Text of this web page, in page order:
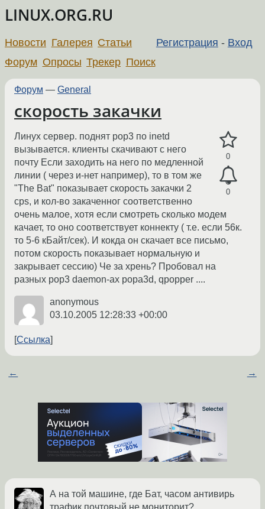
LINUX.ORG.RU
Регистрация - Вход
Новости Галерея Статьи
Форум Опросы Трекер Поиск
Форум — General
скорость закачки
0
0
Линух сервер. поднят pop3 по inetd
вызывается. клиенты скачивают с него
почту Если заходить на него по медленной
линии ( через и-нет например), то в том же
"The Bat" показывает скорость закачки 2
cps, и кол-во закаченног соответственно
очень малое, хотя если смотреть сколько модем
качает, то оно соответствует коннекту ( т.е. если 56к.
то 5-6 кБайт/сек). И кокда он скачает все письмо,
потом скорость показывает нормальную и
закрывает сессию) Че за хрень? Пробовал на
разных pop3 daemon-ах popa3d, qpopper ....
anonymous
03.10.2005 12:28:33 +00:00
Ссылка
← →
А на той машине, где Бат, часом антивирь